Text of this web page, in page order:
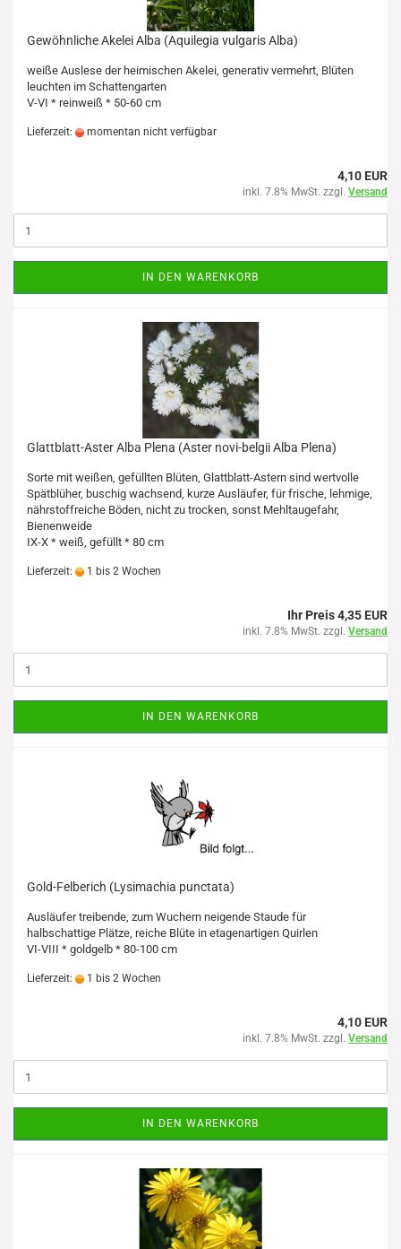
Gewöhnliche Akelei Alba (Aquilegia vulgaris Alba)
weiße Auslese der heimischen Akelei, generativ vermehrt, Blüten
leuchten im Schattengarten
V-VI * reinweiß * 50-60 cm
Lieferzeit: momentan nicht verfügbar
4,10 EUR
inkl. 7.8% MwSt. zzgl. Versand
IN DEN WARENKORB
Glattblatt-Aster Alba Plena (Aster novi-belgii Alba Plena)
Sorte mit weißen, gefüllten Blüten, Glattblatt-Astern sind wertvolle
Spätblüher, buschig wachsend, kurze Ausläufer, für frische, lehmige,
nährstoffreiche Böden, nicht zu trocken, sonst Mehltaugefahr,
Bienenweide
IX-X * weiß, gefüllt * 80 cm
Lieferzeit: 1 bis 2 Wochen
Ihr Preis 4,35 EUR
inkl. 7.8% MwSt. zzgl. Versand
IN DEN WARENKORB
Gold-Felberich (Lysimachia punctata)
Ausläufer treibende, zum Wuchern neigende Staude für
halbschattige Plätze, reiche Blüte in etagenartigen Quirlen
VI-VIII * goldgelb * 80-100 cm
Lieferzeit: 1 bis 2 Wochen
4,10 EUR
inkl. 7.8% MwSt. zzgl. Versand
IN DEN WARENKORB